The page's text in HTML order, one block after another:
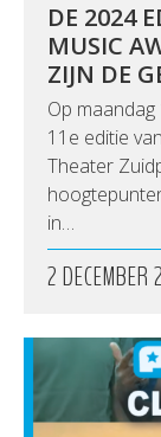
DE 2024
MUSIC
ZIJN DE
Op
11e editie
Theater
in…
2